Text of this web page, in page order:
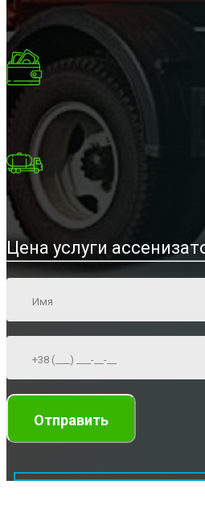
Цена услуги